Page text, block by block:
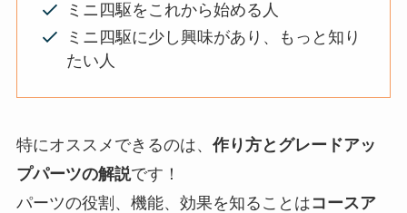
ミニ四駆をこれから始める人
ミニ四駆に少し興味があり、もっと知り
たい人
特にオススメできるのは、 作り方とグレードアッ
プパーツの解説です！
パーツの役割、機能、効果を知ることはコースア